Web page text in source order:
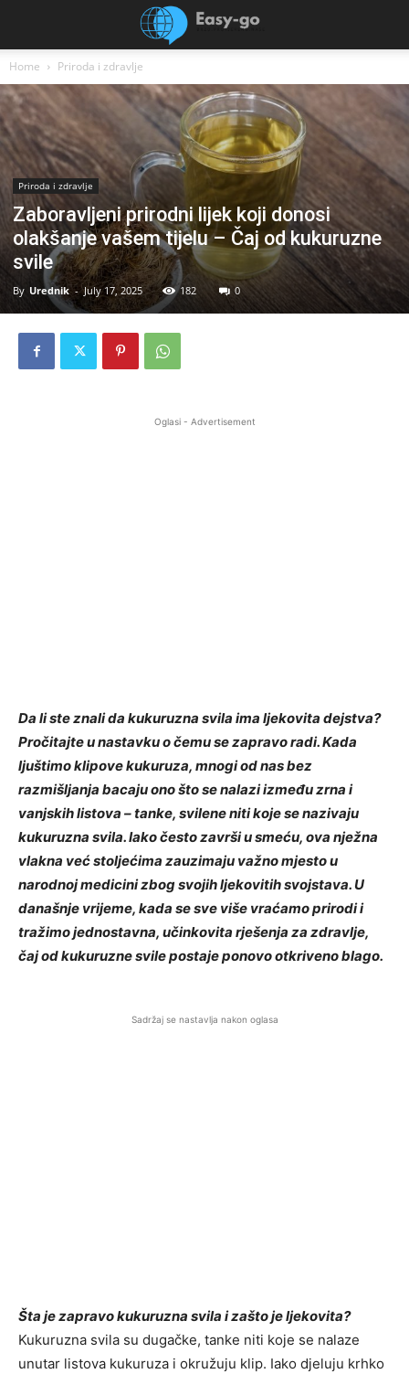
Home Priroda i zdravlje
Priroda i zdravlje
Zaboravljeni prirodni lijek koji donosi
olakšanje vašem tijelu – Čaj od kukuruzne
svile
By Urednik - July 17, 2025 182 0
Oglasi - Advertisement
Da li ste znali da kukuruzna svila ima ljekovita dejstva?
Pročitajte u nastavku o čemu se zapravo radi. Kada
ljuštimo klipove kukuruza, mnogi od nas bez
razmišljanja bacaju ono što se nalazi između zrna i
vanjskih listova – tanke, svilene niti koje se nazivaju
kukuruzna svila. Iako često završi u smeću, ova nježna
vlakna već stoljećima zauzimaju važno mjesto u
narodnoj medicini zbog svojih ljekovitih svojstava. U
današnje vrijeme, kada se sve više vraćamo prirodi i
tražimo jednostavna, učinkovita rješenja za zdravlje,
čaj od kukuruzne svile postaje ponovo otkriveno blago.
Sadržaj se nastavlja nakon oglasa
Šta je zapravo kukuruzna svila i zašto je ljekovita?
Kukuruzna svila su dugačke, tanke niti koje se nalaze
unutar listova kukuruza i okružuju klip. Iako djeluju krhko